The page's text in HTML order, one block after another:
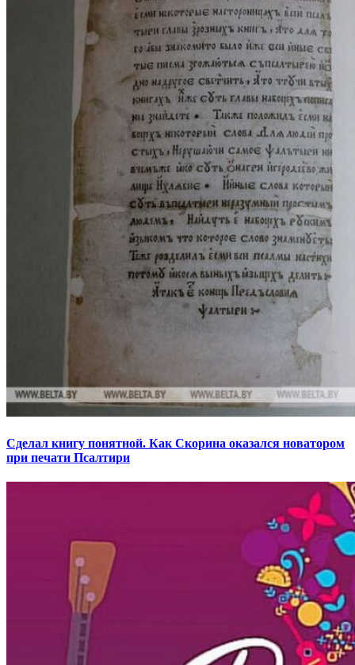
Сделал книгу понятной. Как Скорина оказался новатором
при печати Псалтири